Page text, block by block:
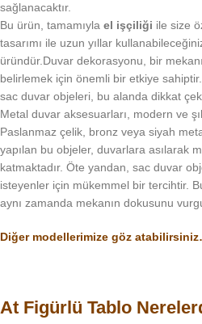
sağlanacaktır.
Bu ürün, tamamıyla el işçiliği ile size
tasarımı ile uzun yıllar
üründür.Duvar dekorasyonu, bir
belirlemek için önemli bir etkiye
sac duvar objeleri, bu alanda dikkat
Metal duvar aksesuarları, modern ve
Paslanmaz çelik, bronz veya siyah
yapılan bu objeler, duvarlara asılarak
katmaktadır. Öte yandan, sac duvar
isteyenler için mükemmel bir tercihtir.
aynı zamanda mekanın dokusunu
Diğer modellerimize göz
At Figürlü Tablo